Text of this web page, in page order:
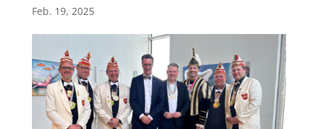
Feb. 19, 2025